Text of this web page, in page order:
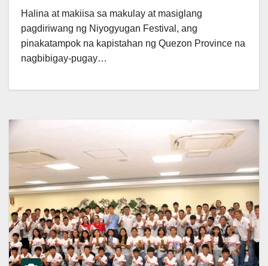
Halina at makiisa sa makulay at masiglang
pagdiriwang ng Niyogyugan Festival, ang
pinakatampok na kapistahan ng Quezon Province na
nagbibigay-pugay…